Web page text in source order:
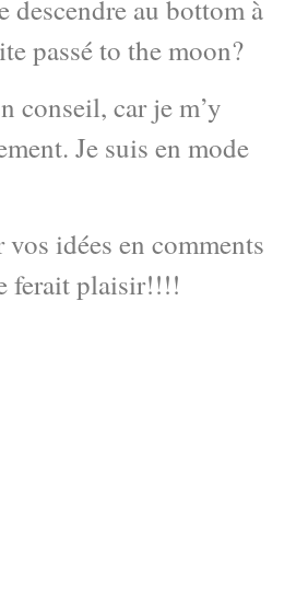
descendre au bottom à
passé to the moon?
conseil, car je m’y
Je suis en mode
vos idées en comments
ferait plaisir!!!!